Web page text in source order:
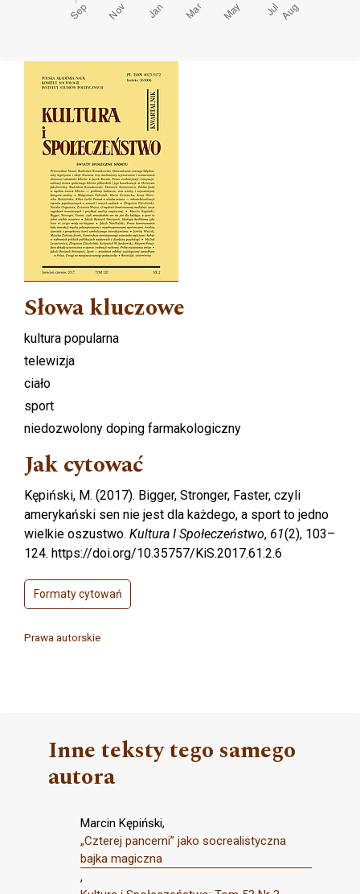
Cover image
Słowa kluczowe
kultura popularna
telewizja
ciało
sport
niedozwolony doping farmakologiczny
Jak cytować
Kępiński, M. (2017). Bigger, Stronger, Faster, czyli
amerykański sen nie jest dla każdego, a sport to jedno
wielkie oszustwo. Kultura I Społeczeństwo, 61(2), 103–
124. https://doi.org/10.35757/KiS.2017.61.2.6
Formaty cytowań
Prawa autorskie
Inne teksty tego samego
autora
Marcin Kępiński,
„Czterej pancerni” jako socrealistyczna
bajka magiczna
,